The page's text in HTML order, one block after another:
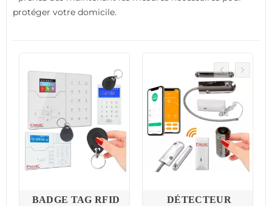
protéger votre domicile.
BADGE TAG RFID
DÉTECTEUR